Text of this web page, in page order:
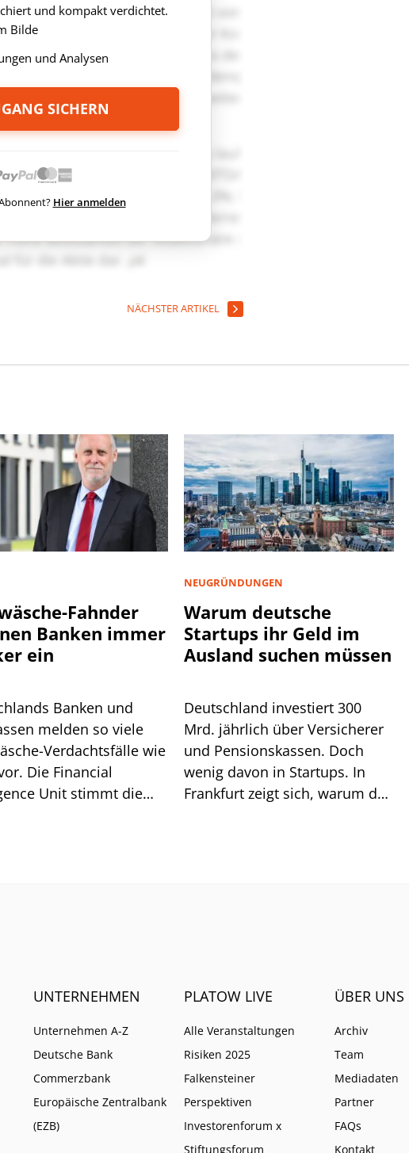
und kompakt verdichtet.
Bilde
und Analysen
SICHERN
Hier anmelden
NÄCHSTER ARTIKEL
Fahnder
Banken immer
ein
Banken und
melden so viele
Verdachtsfälle wie
Die Financial
Unit stimmt die
NEUGRÜNDUNGEN
Warum deutsche
Startups ihr Geld im
Ausland suchen müssen
Deutschland investiert 300
Mrd. jährlich über Versicherer
und Pensionskassen. Doch
wenig davon in Startups. In
Frankfurt zeigt sich, warum das
UNTERNEHMEN
Unternehmen A-Z
Deutsche Bank
Commerzbank
Europäische Zentralbank
(EZB)
PLATOW LIVE
Alle Veranstaltungen
Risiken 2025
Falkensteiner
Perspektiven
Investorenforum x
Stiftungsforum
ÜBER UNS
Archiv
Team
Mediadaten
Partner
FAQs
Kontakt